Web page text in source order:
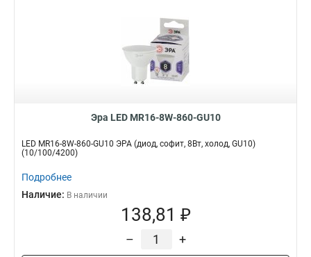
Эра LED MR16-8W-860-GU10
LED MR16-8W-860-GU10 ЭРА (диод, софит, 8Вт, холод, GU10)
(10/100/4200)
Подробнее
Наличие: В наличии
138,81 ₽
– +